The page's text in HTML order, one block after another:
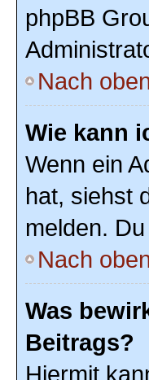
phpBB
Nach
Wie kann
Wenn ein
hat, siehst
melden.
Nach
Was
Beitrags?
Hiermit